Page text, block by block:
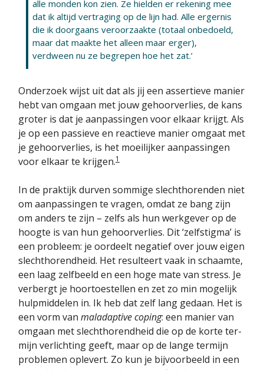
alle monden kon zien. Ze hielden er reke­ning mee
dat ik altijd vertraging op de lijn had. Alle ergernis
die ik doorgaans veroorzaakte (totaal onbedoeld,
maar dat maakte het alleen maar erger),
verdween nu ze begrepen hoe het zat.’
Onderzoek wijst uit dat als jij een assertieve manier
hebt van omgaan met jouw gehoorverlies, de kans
groter is dat je aanpassingen voor elkaar krijgt. Als
je op een passieve en reactieve manier omgaat met
je gehoorverlies, is het moeilij­ker aanpassingen
voor elkaar te krijgen.1
In de praktijk durven sommige slechthorenden niet
om aan­passingen te vragen, omdat ze bang zijn
om anders te zijn – zelfs als hun werkgever op de
hoogte is van hun gehoorverlies. Dit ‘zelfstigma’ is
een probleem: je oordeelt negatief over jouw eigen
slechthorendheid. Het resulteert vaak in schaamte,
een laag zelfbeeld en een hoge mate van stress. Je
verbergt je hoor­toestellen en zet zo min mogelijk
hulpmiddelen in. Ik heb dat zelf lang gedaan. Het is
een vorm van maladaptive coping: een manier van
omgaan met slechthorendheid die op de korte ter­
mijn verlichting geeft, maar op de lange termijn
problemen op­levert. Zo kun je bijvoorbeeld in een